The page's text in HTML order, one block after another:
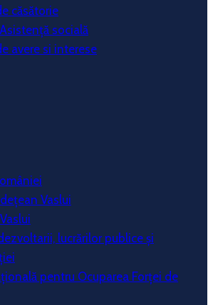
căsătorie
socială
avere si interese
Vaslui
lucrărilor publice și
pentru Ocuparea Forței de